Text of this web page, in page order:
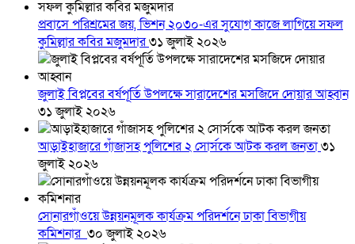
প্রবাসে পরিশ্রমের জয়, ভিশন ২০৩০-এর সুযোগ কাজে লাগিয়ে সফল
কুমিল্লার কবির মজুমদার৩১ জুলাই ২০২৬
জুলাই বিপ্লবের বর্ষপূর্তি উপলক্ষে সারাদেশের মসজিদে দোয়ার আহ্বান
৩১ জুলাই ২০২৬
আড়াইহাজারে গাঁজাসহ পুলিশের ২ সোর্সকে আটক করল জনতা৩১
জুলাই ২০২৬
সোনারগাঁওয়ে উন্নয়নমূলক কার্যক্রম পরিদর্শনে ঢাকা বিভাগীয়
কমিশনার ৩০ জুলাই ২০২৬